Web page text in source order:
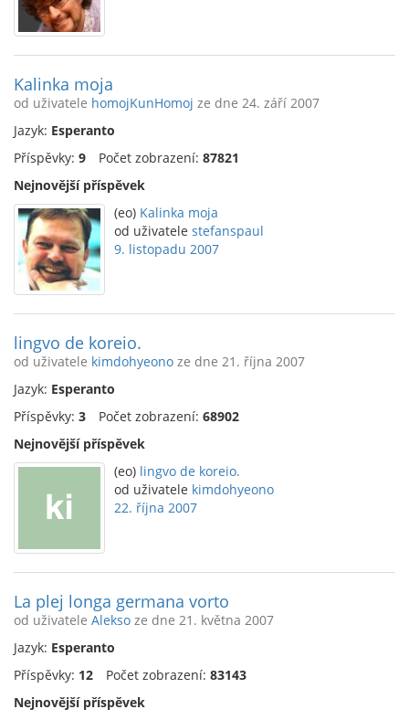
Kalinka moja
od uživatele homojKunHomoj ze dne 24. září 2007
Jazyk: Esperanto
Příspěvky: 9 Počet zobrazení: 87821
Nejnovější příspěvek
(eo) Kalinka moja
od uživatele stefanspaul
9. listopadu 2007
lingvo de koreio.
od uživatele kimdohyeono ze dne 21. října 2007
Jazyk: Esperanto
Příspěvky: 3 Počet zobrazení: 68902
Nejnovější příspěvek
(eo) lingvo de koreio.
od uživatele kimdohyeono
22. října 2007
La plej longa germana vorto
od uživatele Alekso ze dne 21. května 2007
Jazyk: Esperanto
Příspěvky: 12 Počet zobrazení: 83143
Nejnovější příspěvek